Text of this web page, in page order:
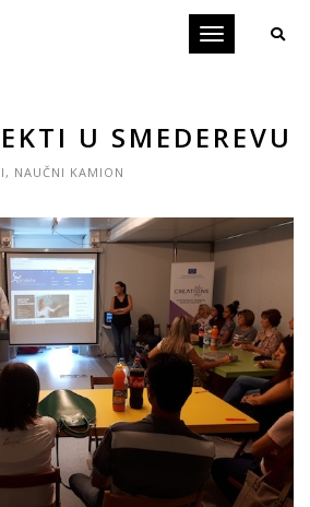
Toggle
U SMEDEREVU
, NAUČNI KAMION